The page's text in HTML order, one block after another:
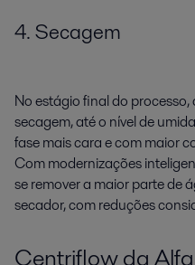
4. Secagem
No estágio final do
secagem, até o nível de
fase mais cara e com maior
Com modernizações
se remover a maior parte de
secador, com reduções
Centriflow da